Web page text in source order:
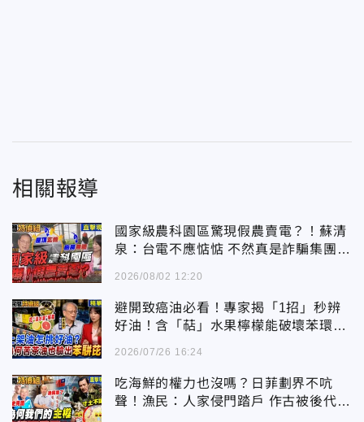
相關報導
國家級農科園區驚現假農賣電？！蘇清
泉：台電不應惦惦 不然真是詐騙集團一
2026/08/02 12:20
避開致癌油必看！專家揭「1招」秒辨
好油！含「萜」水果檸檬能破壞苯環解
2026/07/26 16:24
吃海鮮的權力也沒嗎？日菲劃界不吭
聲！漁民：人家侵門踏戶 作古被後代唾